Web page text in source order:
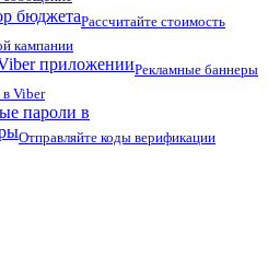
бюджетаРассчитайте стоимость
кампании
приложенииРекламные баннеры
в Viber
пароли в
Отправляйте коды верификации